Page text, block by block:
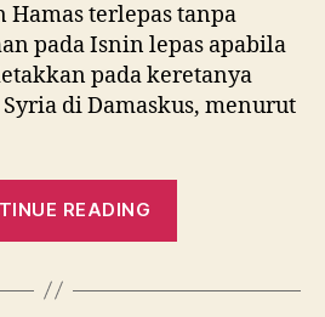
hampir
membunuh
anggota
Hamas
Hamas terlepas tanpa
pada Isnin lepas apabila
pada keretanya
di Damaskus, menurut
READING
Damaskus